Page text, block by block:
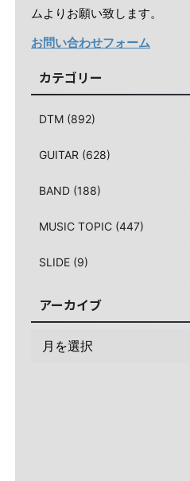
ムよりお願い致します。
お問い合わせフォーム
カテゴリー
DTM (892)
GUITAR (628)
BAND (188)
MUSIC TOPIC (447)
SLIDE (9)
アーカイブ